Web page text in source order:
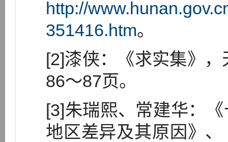
http://
351416.htm。
[2]漆侠：《求实集》
86～87页。
[3]朱瑞熙、常建华：
地区差异及其原因》